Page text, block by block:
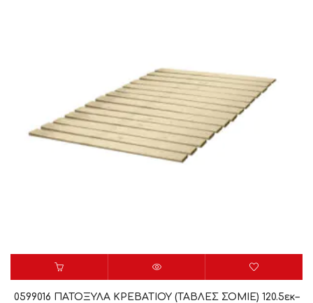
0599016 ΠΑΤΟΞΥΛΑ ΚΡΕΒΑΤΙΟΥ (ΤΑΒΛΕΣ ΣΟΜΙΕ) 120.5εκ–